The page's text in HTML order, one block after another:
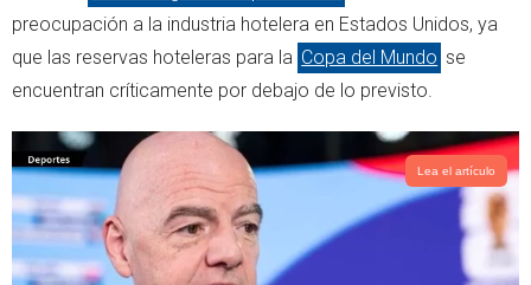
p
preocupación a la industria hotelera en Estados Unidos, ya
que las reservas hoteleras para la Copa del Mundo se
encuentran críticamente por debajo de lo previsto.
Lea el artículo